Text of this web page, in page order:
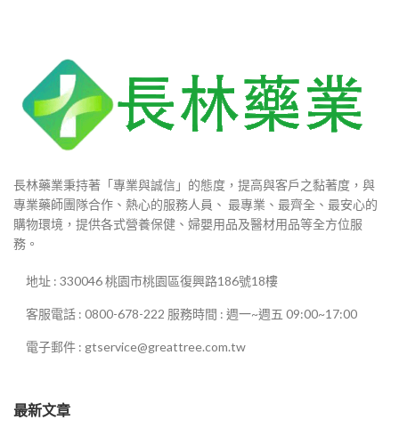
長林藥業秉持著「專業與誠信」的態度，提高與客戶之黏著度，與
專業藥師團隊合作、熱心的服務人員、 最專業、最齊全、最安心的
購物環境，提供各式營養保健、婦嬰用品及醫材用品等全方位服
務。
地址 : 330046 桃園市桃園區復興路186號18樓
客服電話 : 0800-678-222 服務時間 : 週一~週五 09:00~17:00
電子郵件 : gtservice@greattree.com.tw
最新文章